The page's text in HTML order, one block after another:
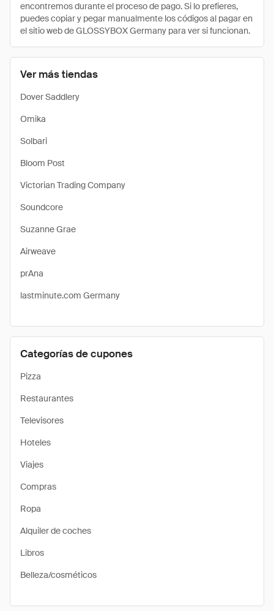
Ver más tiendas
Dover Saddlery
Omika
Solbari
Bloom Post
Victorian Trading Company
Soundcore
Suzanne Grae
Airweave
prAna
lastminute.com Germany
Categorías de cupones
Pizza
Restaurantes
Televisores
Hoteles
Viajes
Compras
Ropa
Alquiler de coches
Libros
Belleza/cosméticos
encontremos durante el proceso de pago. Si lo prefieres,
puedes copiar y pegar manualmente los códigos al pagar en
el sitio web de GLOSSYBOX Germany para ver si funcionan.